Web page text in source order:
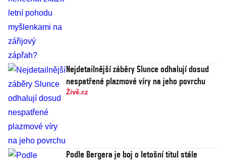
Nejdetailnější záběry Slunce odhalují dosud
nespatřené plazmové víry na jeho povrchu
Živě.cz
Podle Bergera je boj o letošní titul stále